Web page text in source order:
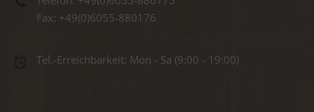
Fax: +49(0)6055-880176
Tel.-Erreichbarkeit: Mon - Sa (9:00 - 19:00)